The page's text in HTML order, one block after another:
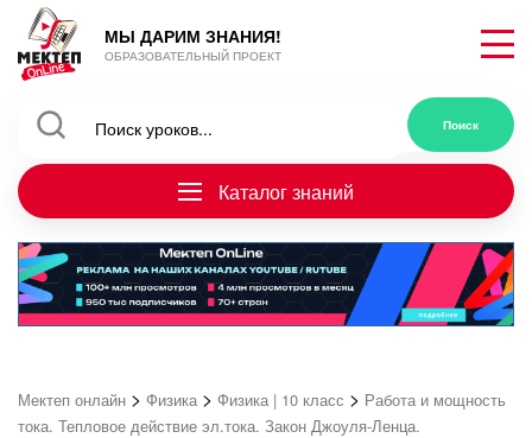
МЫ ДАРИМ ЗНАНИЯ!
ОБРАЗОВАТЕЛЬНЫЙ ПРОЕКТ
Каталог знаний
Мектеп онлайн > Физика > Физика | 10 класс > Работа и мощность
тока. Тепловое действие эл.тока. Закон Джоуля-Ленца.